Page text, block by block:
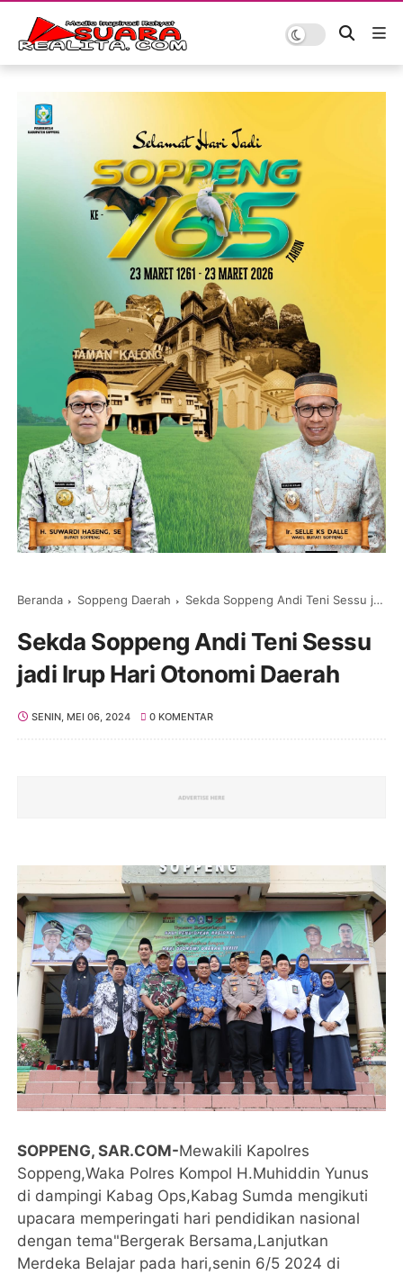
Beranda Soppeng Daerah Sekda Soppeng Andi Teni Sessu jadi Irup Hari Otonomi Daerah
Sekda Soppeng Andi Teni Sessu
jadi Irup Hari Otonomi Daerah
SENIN, MEI 06, 2024 0 KOMENTAR
SOPPENG, SAR.COM-Mewakili Kapolres
Soppeng,Waka Polres Kompol H.Muhiddin Yunus
di dampingi Kabag Ops,Kabag Sumda mengikuti
upacara memperingati hari pendidikan nasional
dengan tema"Bergerak Bersama,Lanjutkan
Merdeka Belajar pada hari,senin 6/5 2024 di